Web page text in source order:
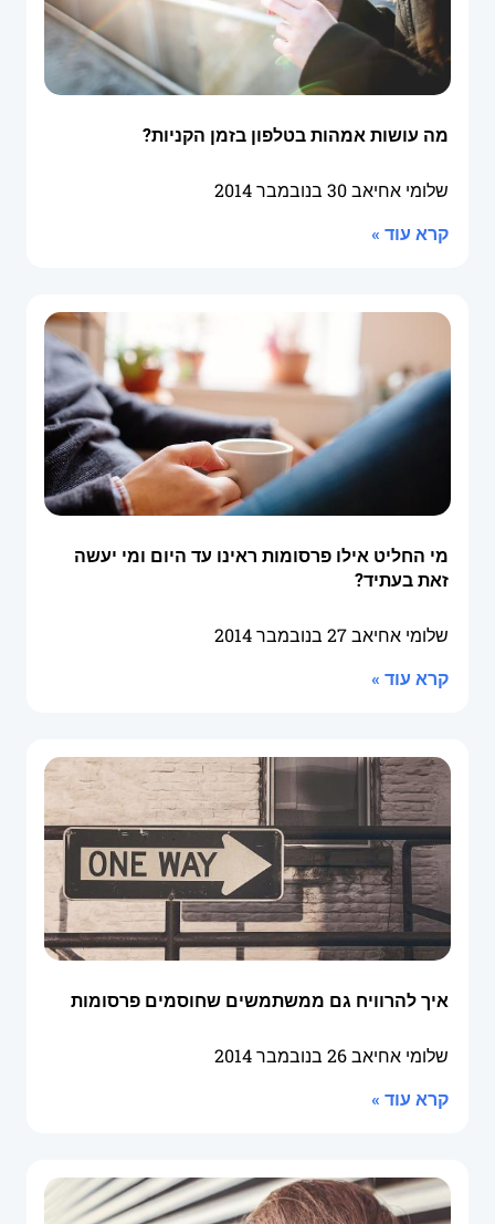
מה עושות אמהות בטלפון בזמן הקניות?
שלומי אחיאב30 בנובמבר 2014
קרא עוד »
מי החליט אילו פרסומות ראינו עד היום ומי יעשה
זאת בעתיד?
שלומי אחיאב27 בנובמבר 2014
קרא עוד »
איך להרוויח גם ממשתמשים שחוסמים פרסומות
שלומי אחיאב26 בנובמבר 2014
קרא עוד »